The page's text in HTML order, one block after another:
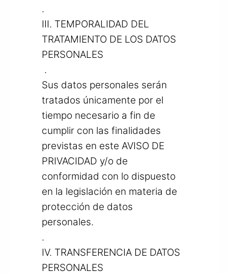
.
III. TEMPORALIDAD DEL
TRATAMIENTO DE LOS DATOS
PERSONALES
.
Sus datos personales serán
tratados únicamente por el
tiempo necesario a fin de
cumplir con las finalidades
previstas en este AVISO DE
PRIVACIDAD y/o de
conformidad con lo dispuesto
en la legislación en materia de
protección de datos
personales.
.
IV. TRANSFERENCIA DE DATOS
PERSONALES